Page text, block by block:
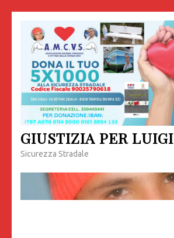
contenuto
(premi
invio)
GIUSTIZIA PER LUIGI
Sicurezza Stradale